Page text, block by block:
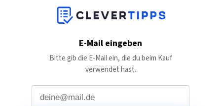
E-Mail eingeben
Bitte gib die E-Mail ein, die du beim Kauf
verwendet hast.